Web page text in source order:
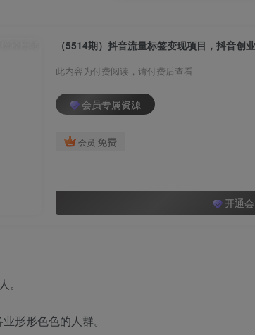
（5514期）抖音流量标签变现项目，抖音创
此内容为付费阅读，请付费后查看
会员专属资源
会员 免费
开通
形形色色的人群。